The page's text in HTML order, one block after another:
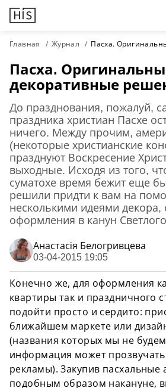
Главная Журнал Пасха.
Пасха.
декоративные
До празднования, пожалуй,
праздника христиан Пасхе
ничего. Между прочим,
(некоторые христианские
празднуют Воскресение
выходные. Исходя из того,
суматохе время бежит еще
решили придти к вам на
несколькими идеями декора,
оформления в канун
Анастасiя Белогривцева
03-04-2015 19:05
Конечно же, для оформления
квартиры так и праздничного
подойти просто и сердито:
ближайшем маркете или
(названия которых мы не
информация может
рекламы). Закупив пасхальные
подобным образом накануне,